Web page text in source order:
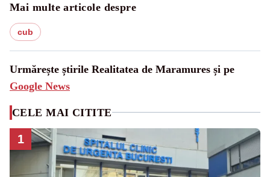
Mai multe articole despre
cub
Urmărește știrile Realitatea de Maramures și pe
Google News
CELE MAI CITITE
1